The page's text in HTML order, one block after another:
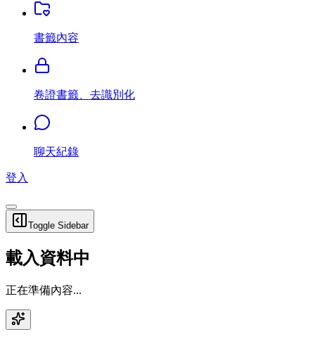
書籤內容
卷證書籤、去識別化
聊天紀錄
登入
Toggle Sidebar
載入資料中
正在準備內容...